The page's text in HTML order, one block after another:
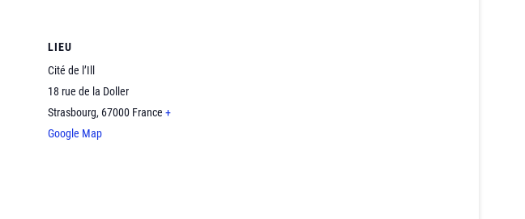
LIEU
Cité de l’Ill
18 rue de la Doller
Strasbourg, 67000 France +
Google Map